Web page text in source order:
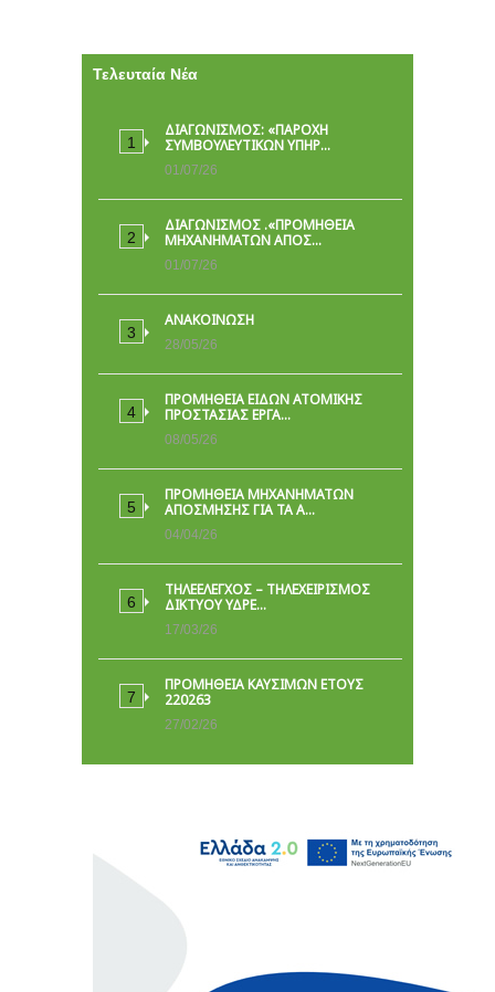
Τελευταία Νέα
ΔΙΑΓΩΝΙΣΜΟΣ: «ΠΑΡΟΧΉ
ΣΥΜΒΟΥΛΕΥΤΙΚΏΝ ΥΠΗΡ…
01/07/26
ΔΙΑΓΩΝΙΣΜΟΣ .«ΠΡΟΜΗΘΕΙΑ
ΜΗΧΑΝΗΜΑΤΩΝ ΑΠΟΣ…
01/07/26
ΑΝΑΚΟΙΝΩΣΗ
28/05/26
ΠΡΟΜΉΘΕΙΑ ΕΙΔΏΝ ΑΤΟΜΙΚΉΣ
ΠΡΟΣΤΑΣΊΑΣ ΕΡΓΑ…
08/05/26
ΠΡΟΜΗΘΕΙΑ ΜΗΧΑΝΗΜΑΤΩΝ
ΑΠΟΣΜΗΣΗΣ ΓΙΑ ΤΑ Α…
04/04/26
ΤΗΛΕΕΛΕΓΧΟΣ – ΤΗΛΕΧΕΙΡΙΣΜΟΣ
ΔΙΚΤΥΟΥ ΥΔΡΕ…
17/03/26
ΠΡΟΜΗΘΕΙΑ ΚΑΥΣΙΜΩΝ ΕΤΟΥΣ
220263
27/02/26